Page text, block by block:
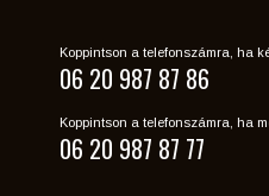
Koppintson a telefonszámra, ha
06 20 987 87 86
Koppintson a telefonszámra, ha
06 20 987 87 77